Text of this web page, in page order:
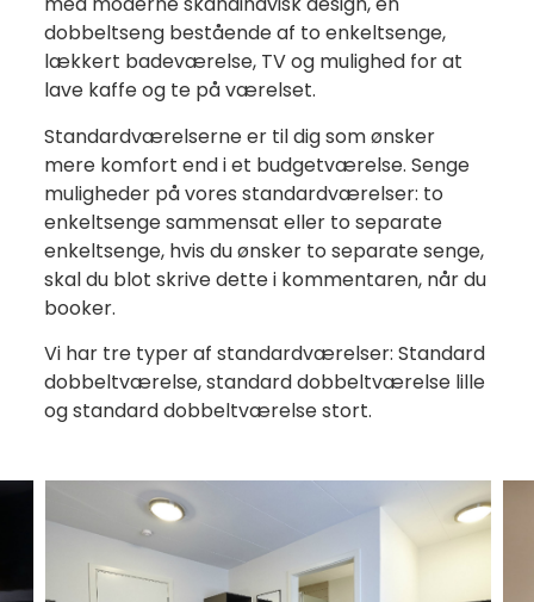
dobbeltseng bestående af to enkeltsenge,
lækkert badeværelse, TV og mulighed for at
lave kaffe og te på værelset.
Standardværelserne er til dig som ønsker
mere komfort end i et budgetværelse. Senge
muligheder på vores standardværelser: to
enkeltsenge sammensat eller to separate
enkeltsenge, hvis du ønsker to separate senge,
skal du blot skrive dette i kommentaren, når du
booker.
Vi har tre typer af standardværelser: Standard
dobbeltværelse, standard dobbeltværelse lille
og standard dobbeltværelse stort.